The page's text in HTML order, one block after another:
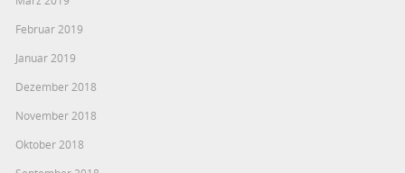
Februar 2019
Januar 2019
Dezember 2018
November 2018
Oktober 2018